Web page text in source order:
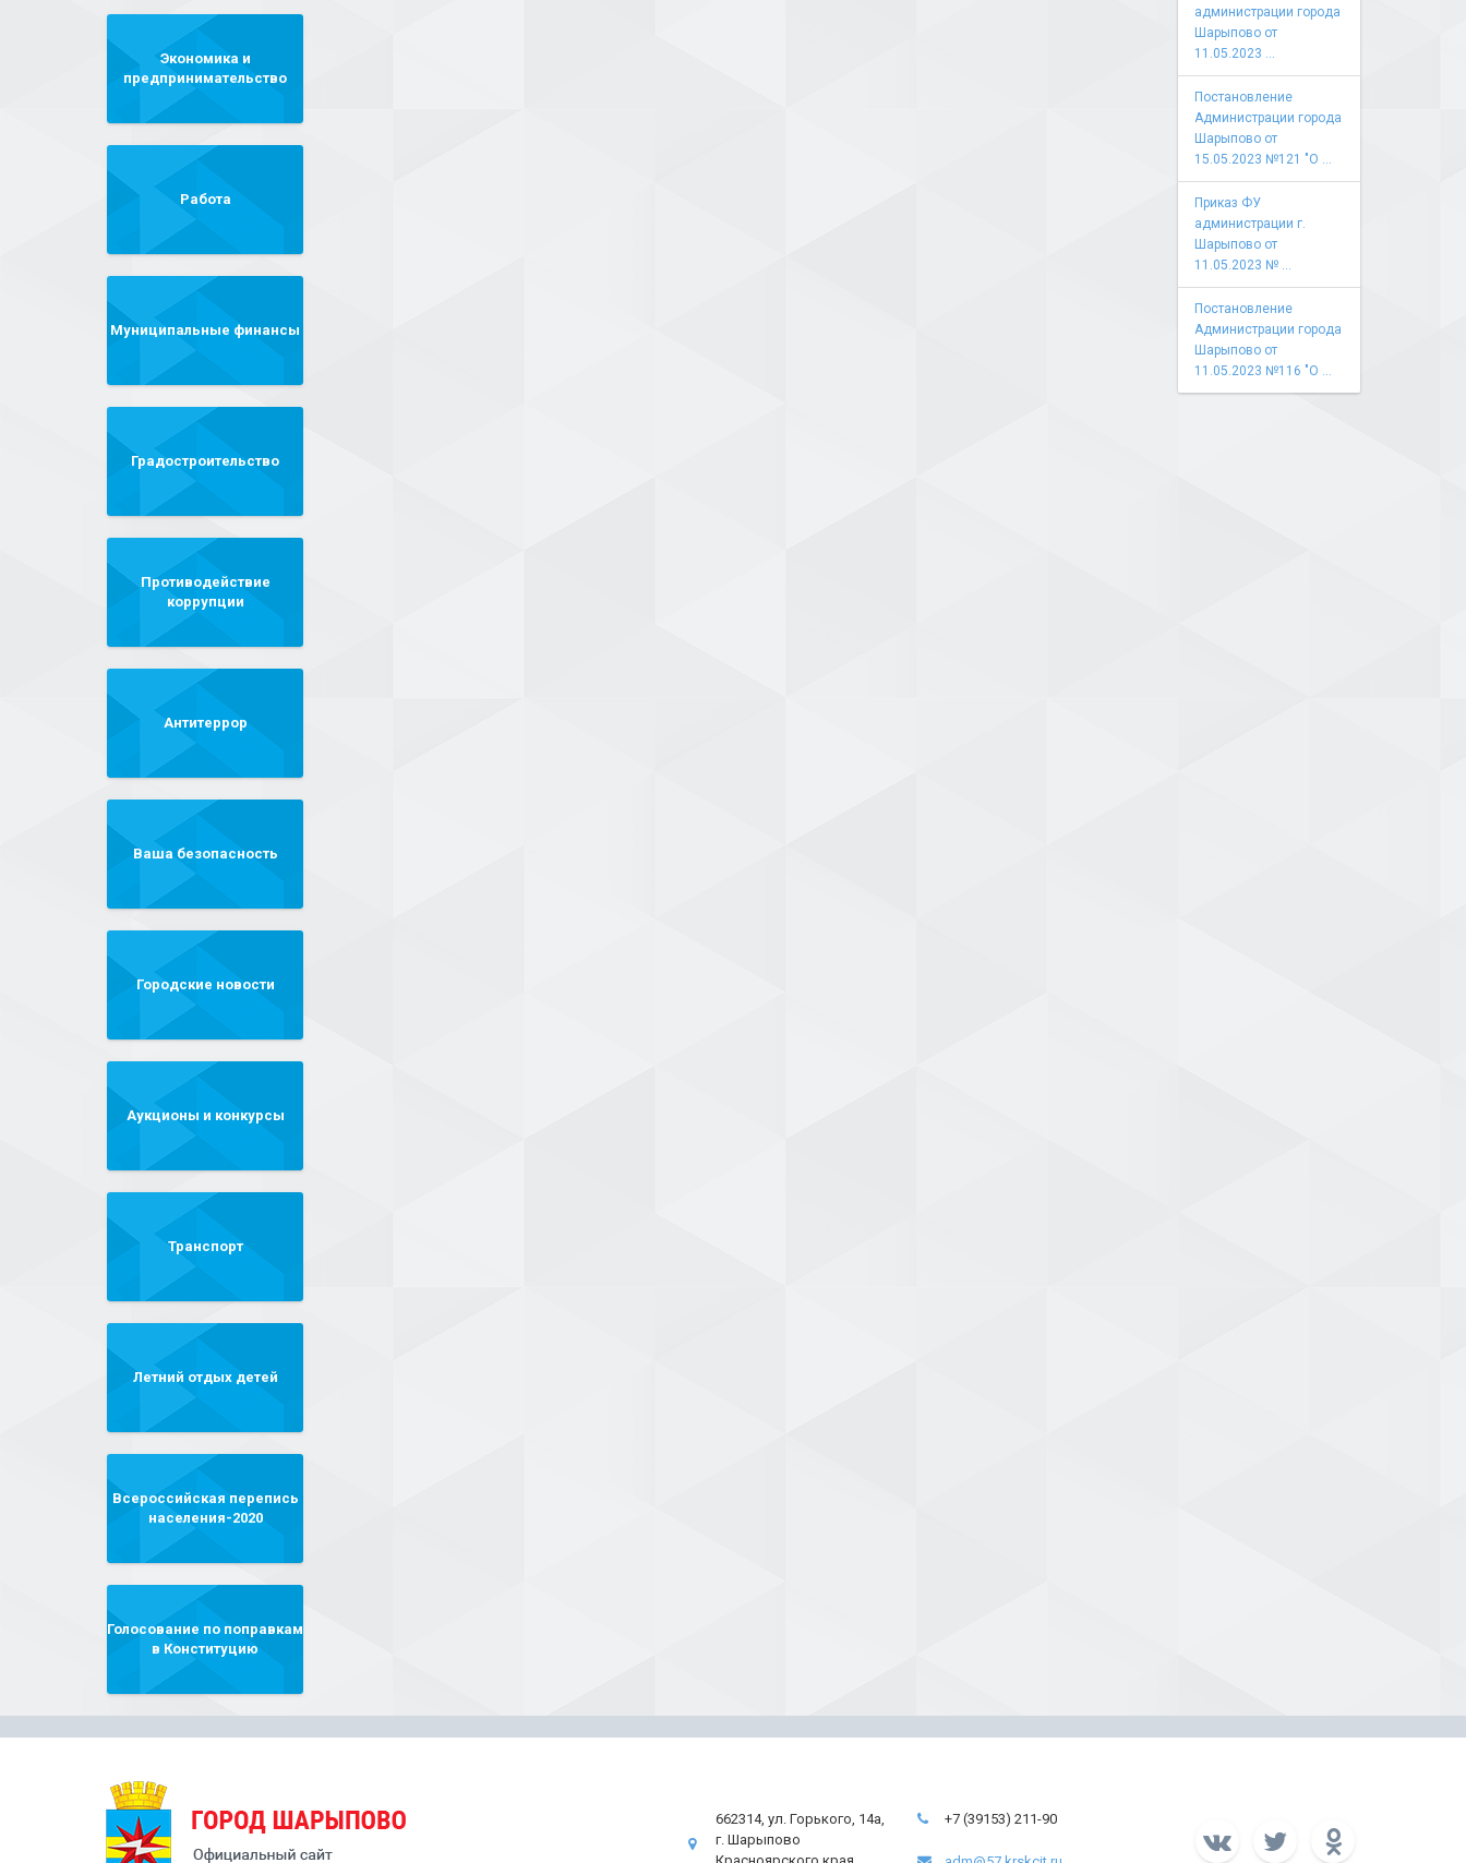
Экономика и
предпринимательство
Работа
Муниципальные финансы
Градостроительство
Противодействие
коррупции
Антитеррор
Ваша безопасность
Городские новости
Аукционы и конкурсы
Транспорт
Летний отдых детей
Всероссийская перепись
населения-2020
Голосование по поправкам
в Конституцию
администрации города
Шарыпово от
11.05.2023 ...
Постановление
Администрации города
Шарыпово от
15.05.2023 №121 "О ...
Приказ ФУ
администрации г.
Шарыпово от
11.05.2023 № ...
Постановление
Администрации города
Шарыпово от
11.05.2023 №116 "О ...
662314, ул. Горького, 14а,
г. Шарыпово
+7 (39153) 211-90